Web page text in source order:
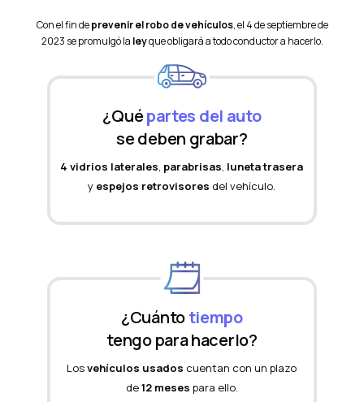
Con el fin deprevenir el robo de vehículos, el 4 de septiembre de
2023 se promulgó la leyque obligará a todo conductor a hacerlo.
¿Quépartes del auto
se deben grabar?
4 vidrios laterales, parabrisas, luneta trasera
y espejos retrovisores del vehículo.
¿Cuántotiempo
tengo para hacerlo?
Losvehículos usados cuentan con un plazo
de12 meses para ello.